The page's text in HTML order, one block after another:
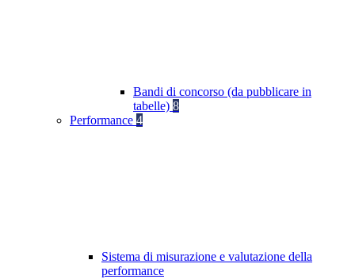
Bandi di concorso (da pubblicare in
tabelle) 8
Performance 4
Sistema di misurazione e valutazione della
performance